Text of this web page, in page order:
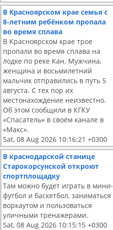
В Красноярском крае семья с
8-летним ребёнком пропала
во время сплава
В Красноярском крае трое
пропали во время сплава на
лодке по реке Кан. Мужчина,
женщина и восьмилетний
мальчик отправились в путь 5
августа. С тех пор их
местонахождение неизвестно.
Об этом сообщили в КГКУ
«Спасатель» в своём канале в
«Макс».
Sat, 08 Aug 2026 10:16:21 +0300
В краснодарской станице
Старокорсунской откроют
спортплощадку
Там можно будет играть в мини-
футбол и баскетбол, заниматься
воркаутом и пользоваться
уличными тренажерами.
Sat, 08 Aug 2026 10:15:15 +0300